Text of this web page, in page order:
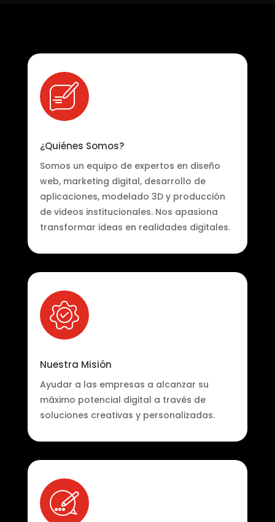
¿Quiénes Somos?
Somos un equipo de expertos en diseño
web, marketing digital, desarrollo de
aplicaciones, modelado 3D y producción
de videos institucionales. Nos apasiona
transformar ideas en realidades digitales.
Nuestra Misión
Ayudar a las empresas a alcanzar su
máximo potencial digital a través de
soluciones creativas y personalizadas.